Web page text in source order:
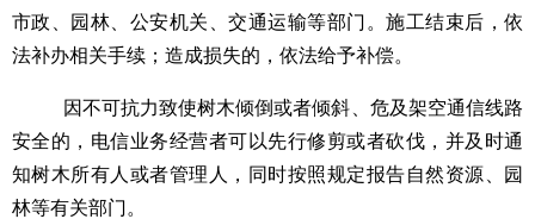
市政、园林、公安机关、交通运输等部门。施工结束后，依
法补办相关手续；造成损失的，依法给予补偿。
因不可抗力致使树木倾倒或者倾斜、危及架空通信线路
安全的，电信业务经营者可以先行修剪或者砍伐，并及时通
知树木所有人或者管理人，同时按照规定报告自然资源、园
林等有关部门。